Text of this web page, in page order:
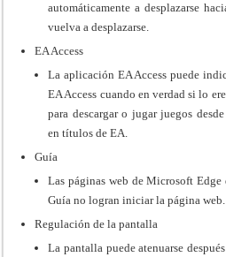
automáticamente a desplazarse
vuelva a desplazarse.
EA Access
La aplicación EA Access puede
EA Access cuando en verdad si lo
para descargar o jugar juegos
en títulos de EA.
Guía
Las páginas web de Microsoft
Guía no logran iniciar la página web.
Regulación de la pantalla
La pantalla puede atenuarse